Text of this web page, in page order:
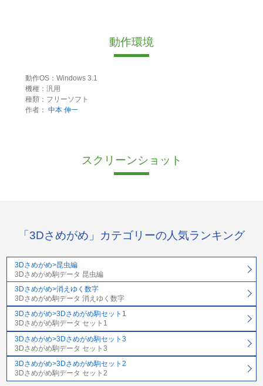
動作環境
動作OS：Windows 3.1
機種：汎用
種類：フリーソフト
作者： 中本 伸一
スクリーンショット
「3Dさめがめ」カテゴリーの人気ランキング
3Dさめがめ>昆虫編
3Dさめがめ駒データ 昆虫編
3Dさめがめ>消えゆく数字
3Dさめがめ駒データ 消えゆく数字
3Dさめがめ>3Dさめがめ駒セット1
3Dさめがめ駒データ セット1
3Dさめがめ>3Dさめがめ駒セット3
3Dさめがめ駒データ セット3
3Dさめがめ>3Dさめがめ駒セット2
3Dさめがめ駒データ セット2